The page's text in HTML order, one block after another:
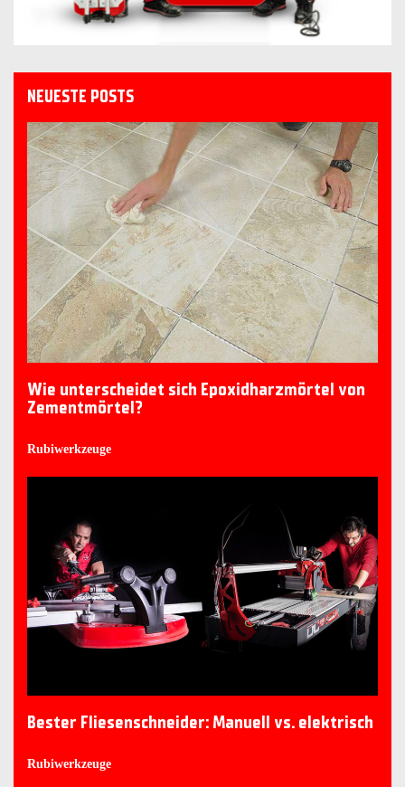
NEUESTE POSTS
Wie unterscheidet sich Epoxidharzmörtel von
Zementmörtel?
Rubiwerkzeuge
Bester Fliesenschneider: Manuell vs. elektrisch
Rubiwerkzeuge